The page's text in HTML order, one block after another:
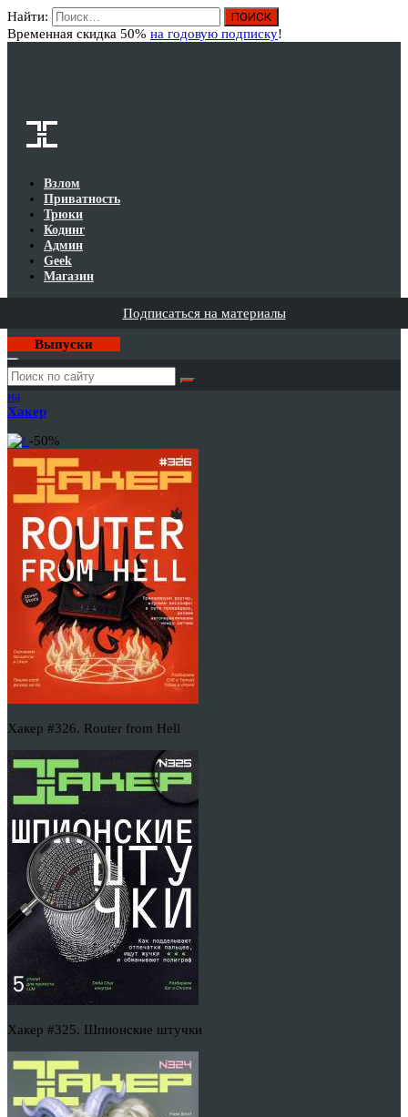
Найти:
Временная скидка 50% на годовую подписку!
Взлом
Приватность
Трюки
Кодинг
Админ
Geek
Магазин
Подписаться на материалы
Выпуски
Годовая
подписка
на
Хакер
-50%
Хакер #326. Router from Hell
Хакер #325. Шпионские штучки